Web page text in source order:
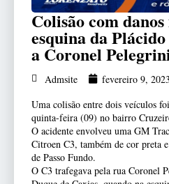
Colisão com
esquina da
a Coronel
Admsite fevereiro 9, 2023
Uma colisão entre dois veículos
quinta-feira (09) no bairro
O acidente envolveu uma GM
Citroen C3, também de cor preta
de Passo Fundo.
O C3 trafegava pela rua Coronel